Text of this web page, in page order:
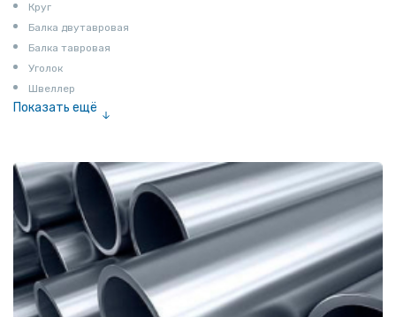
Круг
Балка двутавровая
Балка тавровая
Уголок
Швеллер
Показать ещё
Катанка
Шестигранник
Полособульб
Полукруг
Шпунт Ларсена